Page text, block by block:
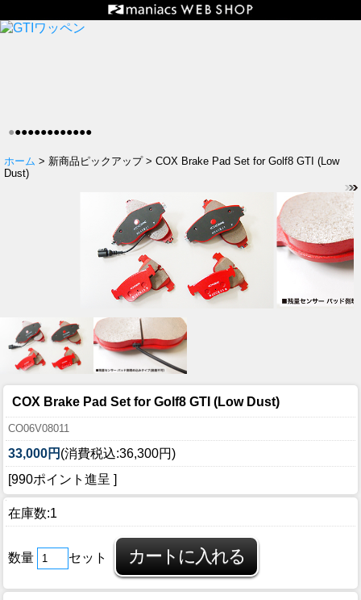
●●●●●●●●●●●●●
ホーム > 新商品ピックアップ > COX Brake Pad Set for Golf8 GTI (Low
Dust)
COX Brake Pad Set for Golf8 GTI (Low Dust)
CO06V08011
33,000円 (消費税込:36,300円)
[990ポイント進呈 ]
在庫数:1
数量 セット